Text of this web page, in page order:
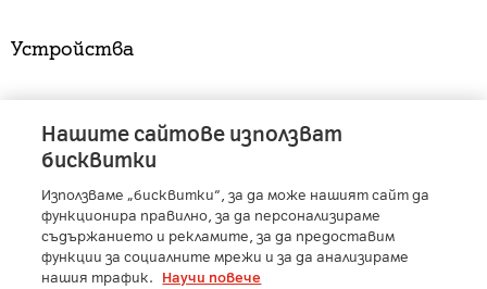
Устройства
A1 Austria - A1 Croatia - A1 Serbia - A1 Belarus
A1 Bulgaria
- A1 Macedonia - A1 Slovenia
A1 Digital
- Member of A1 Group
Нашите сайтове използват
бисквитки
Използваме „бисквитки“, за да може нашият сайт да
функционира правилно, за да персонализираме
съдържанието и рекламите, за да предоставим
функции за социалните мрежи и за да анализираме
нашия трафик.
Научи повече